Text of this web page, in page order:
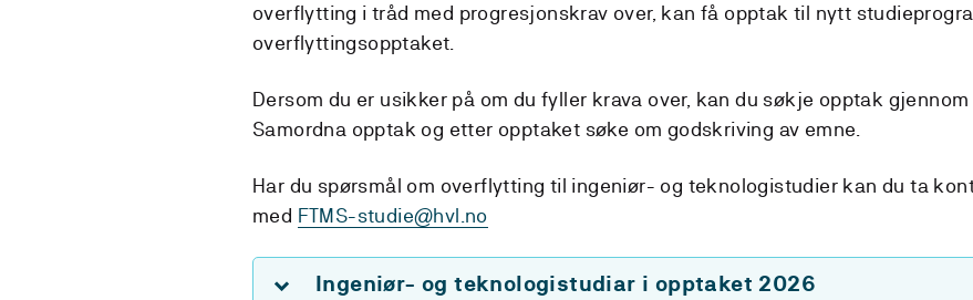
overflytting i tråd med progresjonskrav over, kan få opptak til nytt
overflyttingsopptaket.
Dersom du er usikker på om du fyller krava over, kan du søkje opptak gjennom
Samordna opptak og etter opptaket søke om godskriving av emne.
Har du spørsmål om overflytting til ingeniør- og teknologistudier kan du ta
med FTMS-studie@hvl.no
Ingeniør- og teknologistudiar i opptaket 2026